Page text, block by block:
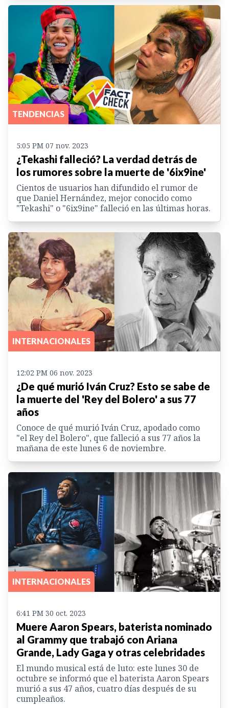
TENDENCIAS
5:05 PM 07 nov. 2023
¿Tekashi falleció? La verdad detrás de
los rumores sobre la muerte de '6ix9ine'
Cientos de usuarios han difundido el rumor de
que Daniel Hernández, mejor conocido como
"Tekashi" o "6ix9ine" falleció en las últimas horas.
INTERNACIONALES
12:02 PM 06 nov. 2023
¿De qué murió Iván Cruz? Esto se sabe de
la muerte del 'Rey del Bolero' a sus 77
años
Conoce de qué murió Iván Cruz, apodado como
"el Rey del Bolero", que falleció a sus 77 años la
mañana de este lunes 6 de noviembre.
INTERNACIONALES
6:41 PM 30 oct. 2023
Muere Aaron Spears, baterista nominado
al Grammy que trabajó con Ariana
Grande, Lady Gaga y otras celebridades
El mundo musical está de luto: este lunes 30 de
octubre se informó que el baterista Aaron Spears
murió a sus 47 años, cuatro días después de su
cumpleaños.